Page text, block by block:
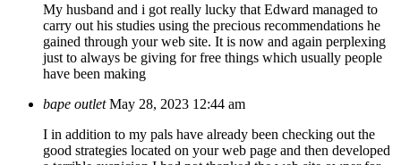
My husband and i got really lucky that Edward managed to
carry out his studies using the precious recommendations he
gained through your web site. It is now and again perplexing
just to always be giving for free things which usually people
have been making
bape outlet May 28, 2023 12:44 am
I in addition to my pals have already been checking out the
good strategies located on your web page and then developed